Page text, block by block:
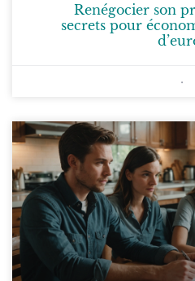
Renégocier son
secrets pour